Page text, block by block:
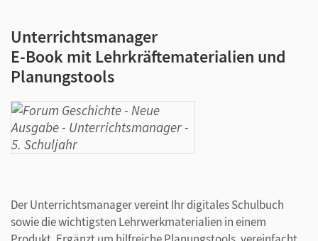
Unterrichtsmanager
E-Book mit Lehrkräftematerialien und
Planungstools
Der Unterrichtsmanager vereint Ihr digitales Schulbuch
sowie die wichtigsten Lehrwerkmaterialien in einem